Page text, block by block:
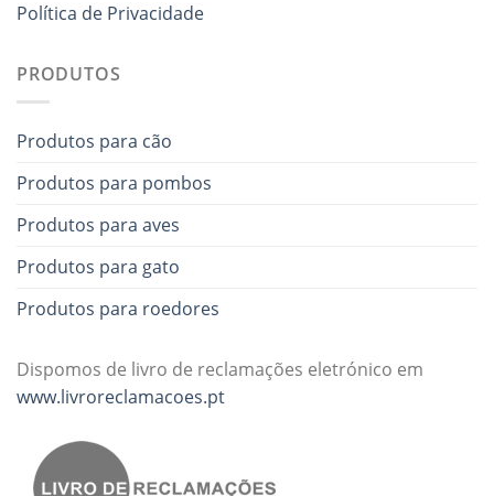
Política de Privacidade
PRODUTOS
Produtos para cão
Produtos para pombos
Produtos para aves
Produtos para gato
Produtos para roedores
Dispomos de livro de reclamações eletrónico em
www.livroreclamacoes.pt